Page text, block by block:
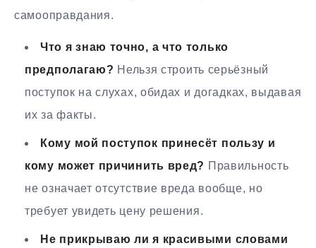
самооправдания.
Что я знаю точно, а что только
предполагаю? Нельзя строить серьёзный
поступок на слухах, обидах и догадках, выдавая
их за факты.
Кому мой поступок принесёт пользу и
кому может причинить вред? Правильность
не означает отсутствие вреда вообще, но
требует увидеть цену решения.
Не прикрываю ли я красивыми словами